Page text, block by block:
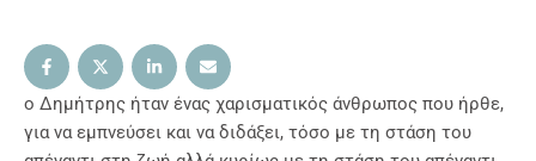
ο Δημήτρης ήταν ένας χαρισματικός άνθρωπος που ήρθε,
για να εμπνεύσει και να διδάξει, τόσο με τη στάση του